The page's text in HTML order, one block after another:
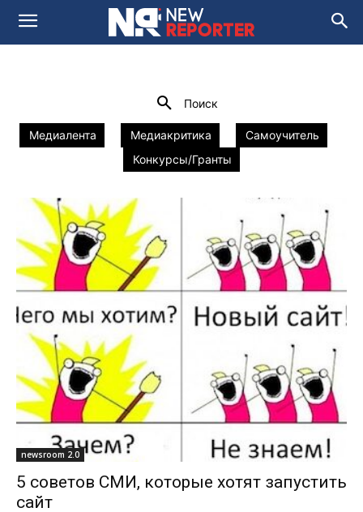
NEWSROOM 2.0
Поиск
Медиалента Медиакритика
Самоучитель
Конкурсы/Гранты
newsroom 2.0
5 советов СМИ, которые хотят запустить
сайт